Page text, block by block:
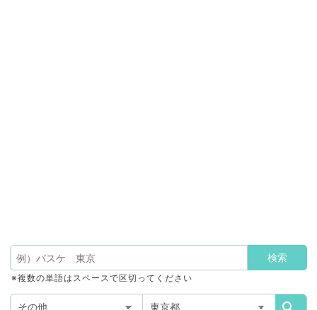
※複数の単語はスペースで区切ってください